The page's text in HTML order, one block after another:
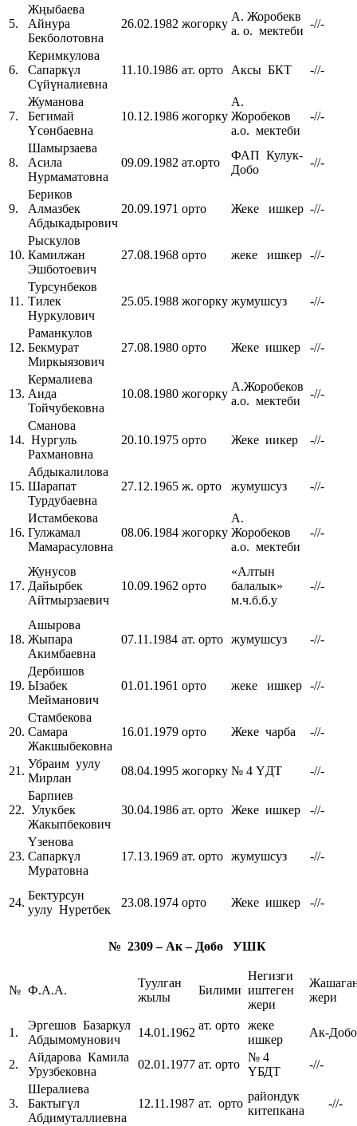
5.
Жңыбаева
Айнура
Бекболотовна
26.02.1982 жогорку
А. Жоробекв
а. о. мектеби
-//-
6.
Керимкулова
Сапаркүл
Сүйүналиевна
11.10.1986 ат. орто Аксы БКТ -//-
7.
Жуманова
Бегимай
Үсөнбаевна
10.12.1986 жогорку
А.
Жоробеков
а.о. мектеби
-//-
8.
Шамырзаева
Асила
Нурмаматовна
09.09.1982 ат.орто
ФАП Кулук-
Добо
-//-
9.
Бериков
Алмазбек
Абдыкадырович
20.09.1971 орто Жеке ишкер -//-
10.
Рыскулов
Камилжан
Эшботоевич
27.08.1968 орто жеке ишкер -//-
11.
Турсунбеков
Тилек
Нуркулович
25.05.1988 жогорку жумушсуз -//-
12.
Раманкулов
Бекмурат
Миркыязович
27.08.1980 орто Жеке ишкер -//-
13.
Кермалиева
Аида
Тойчубековна
10.08.1980 жогорку
А.Жоробеков
а.о. мектеби
-//-
14.
Сманова
Нургуль
Рахмановна
20.10.1975 орто Жеке иикер -//-
15.
Абдыкалилова
Шарапат
Турдубаевна
27.12.1965 ж. орто жумушсуз -//-
16.
Истамбекова
Гулжамал
Мамарасуловна
08.06.1984 жогорку
А.
Жоробеков
а.о. мектеби
-//-
17.
Жунусов
Дайырбек
Айтмырзаевич
10.09.1962 орто
«Алтын
балалык»
м.ч.б.б.у
-//-
18.
Ашырова
Жыпара
Акимбаевна
07.11.1984 ат. орто жумушсуз -//-
19.
Дербишов
Ызабек
Мейманович
01.01.1961 орто жеке ишкер -//-
20.
Стамбекова
Самара
Жакшыбековна
16.01.1979 орто Жеке чарба -//-
21.
Убраим уулу
Мирлан
08.04.1995 жогорку № 4 ҮДТ -//-
22.
Барпиев
Улукбек
Жакыпбекович
30.04.1986 ат. орто Жеке ишкер -//-
23.
Үзенова
Сапаркүл
Муратовна
17.13.1969 ат. орто жумушсуз -//-
24.
Бектурсун
уулу Нуретбек
23.08.1974 орто Жеке ишкер -//-
№ 2309 – Ак – Дөбө УШК
№ Ф.А.А.
Туулган
жылы
Билими
Негизги
иштеген
жери
жери
1.
Эргешов Базаркул
Абдымомунович
14.01.1962
ат. орто жеке
ишкер
Ак-Добо
2.
Айдарова Камила
Урузбековна
02.01.1977 ат. орто
№ 4
ҮБДТ
-//-
3.
Шералиева
Бактыгүл
Абдимуталлиевна
12.11.1987 ат. орто
райондук
китепкана
-//-